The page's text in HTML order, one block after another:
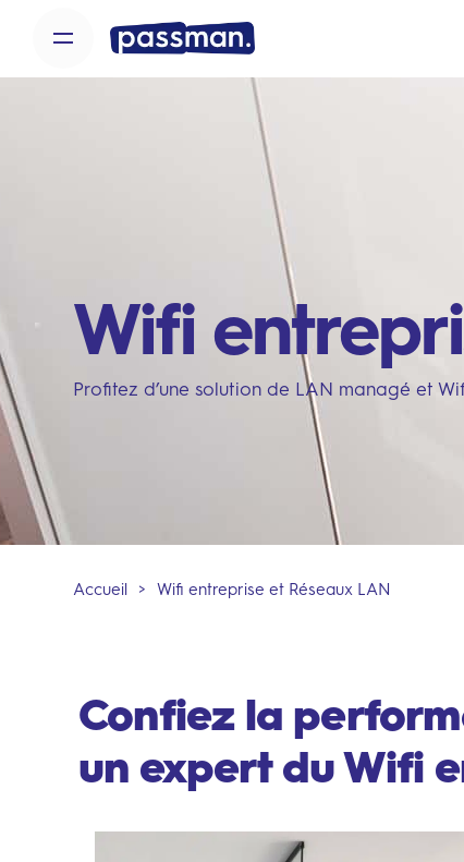
Wifi
Profitez d’une solution de LAN managé et
Accueil > Wifi entreprise et Réseaux LAN
Confiez la
un expert du Wifi